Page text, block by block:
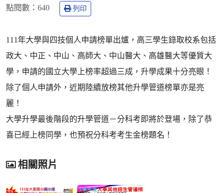
點閱數： 640 列印
111年大學與四技個人申請榜單出爐，高三學生錄取校系包括
政大、中正、中山、高師大、中山醫大、高雄醫大等優質大
學，申請的國立大學上榜率超過三成，升學成果十分亮眼！
除了個人申請外，近期陸續放榜其他升學管道榜單亦是亮
麗！
大學升學最後階段的升學管道－分科考即將於登場，除了恭
喜已經上榜同學，也預祝分科考考生金榜題名！
相關照片